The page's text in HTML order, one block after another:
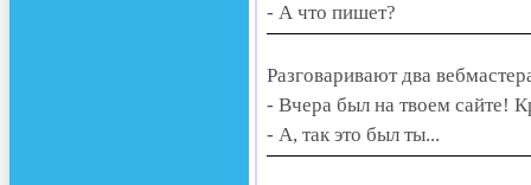
- А что пишет?
Разговаривают два
- Вчера был на твоем сайте!
- А, так это был ты...